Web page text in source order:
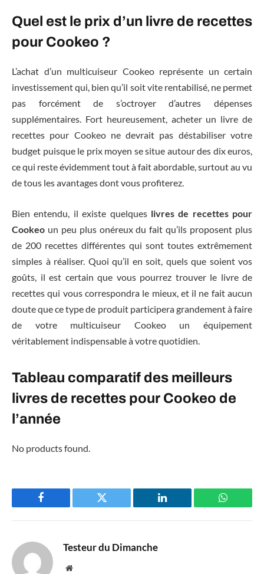
Quel est le prix d’un livre de recettes
pour Cookeo ?
L’achat d’un multicuiseur Cookeo représente un certain
investissement qui, bien qu’il soit vite rentabilisé, ne permet
pas forcément de s’octroyer d’autres dépenses
supplémentaires. Fort heureusement, acheter un livre de
recettes pour Cookeo ne devrait pas déstabiliser votre
budget puisque le prix moyen se situe autour des dix euros,
ce qui reste évidemment tout à fait abordable, surtout au vu
de tous les avantages dont vous profiterez.
Bien entendu, il existe quelques livres de recettes pour
Cookeo un peu plus onéreux du fait qu’ils proposent plus
de 200 recettes différentes qui sont toutes extrêmement
simples à réaliser. Quoi qu’il en soit, quels que soient vos
goûts, il est certain que vous pourrez trouver le livre de
recettes qui vous correspondra le mieux, et il ne fait aucun
doute que ce type de produit participera grandement à faire
de votre multicuiseur Cookeo un équipement
véritablement indispensable à votre quotidien.
Tableau comparatif des meilleurs
livres de recettes pour Cookeo de
l’année
No products found.
Facebook Twitter LinkedIn
Testeur du Dimanche
Website